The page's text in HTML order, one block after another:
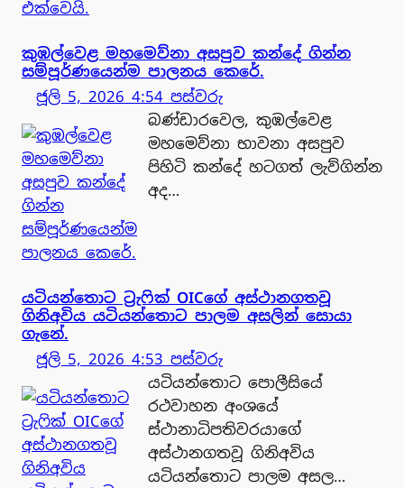
කුඹල්වෙළ මහමෙව්නා අසපුව කන්දේ ගින්න
සම්පූර්ණයෙන්ම පාලනය කෙරේ.
ජූලි 5, 2026 4:54 පස්වරු
බණ්ඩාරවෙල, කුඹල්වෙළ
මහමෙව්නා භාවනා අසපුව
පිහිටි කන්දේ හටගත් ලැව්ගින්න
අද…
යටියන්තොට ට්‍රැෆික් OICගේ අස්ථානගතවූ
ගිනිඅවිය යටියන්තොට පාලම අසලින් සොයා
ගැනේ.
ජූලි 5, 2026 4:53 පස්වරු
යටියන්තොට පොලීසියේ
රථවාහන අංශයේ
ස්ථානාධිපතිවරයාගේ
අස්ථානගතවූ ගිනිඅවිය
යටියන්තොට පාලම අසල…